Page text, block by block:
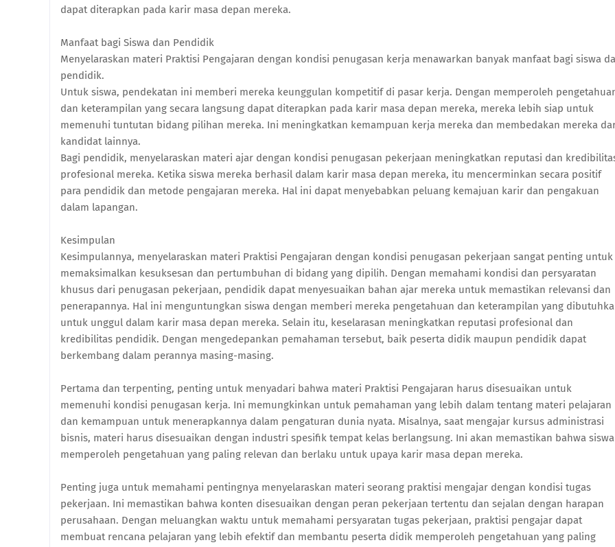
dapat diterapkan pada karir masa depan mereka.
Manfaat bagi Siswa dan Pendidik
Menyelaraskan materi Praktisi Pengajaran dengan kondisi penugasan kerja menawarkan banyak manfaat bagi siswa
pendidik.
Untuk siswa, pendekatan ini memberi mereka keunggulan kompetitif di pasar kerja. Dengan memperoleh
dan keterampilan yang secara langsung dapat diterapkan pada karir masa depan mereka, mereka lebih siap untuk
memenuhi tuntutan bidang pilihan mereka. Ini meningkatkan kemampuan kerja mereka dan membedakan mereka
kandidat lainnya.
Bagi pendidik, menyelaraskan materi ajar dengan kondisi penugasan pekerjaan meningkatkan reputasi dan
profesional mereka. Ketika siswa mereka berhasil dalam karir masa depan mereka, itu mencerminkan secara positif
para pendidik dan metode pengajaran mereka. Hal ini dapat menyebabkan peluang kemajuan karir dan pengakuan
dalam lapangan.
Kesimpulan
Kesimpulannya, menyelaraskan materi Praktisi Pengajaran dengan kondisi penugasan pekerjaan sangat penting untuk
memaksimalkan kesuksesan dan pertumbuhan di bidang yang dipilih. Dengan memahami kondisi dan persyaratan
khusus dari penugasan pekerjaan, pendidik dapat menyesuaikan bahan ajar mereka untuk memastikan relevansi dan
penerapannya. Hal ini menguntungkan siswa dengan memberi mereka pengetahuan dan keterampilan yang
untuk unggul dalam karir masa depan mereka. Selain itu, keselarasan meningkatkan reputasi profesional dan
kredibilitas pendidik. Dengan mengedepankan pemahaman tersebut, baik peserta didik maupun pendidik dapat
berkembang dalam perannya masing-masing.
Pertama dan terpenting, penting untuk menyadari bahwa materi Praktisi Pengajaran harus disesuaikan untuk
memenuhi kondisi penugasan kerja. Ini memungkinkan untuk pemahaman yang lebih dalam tentang materi pelajaran
dan kemampuan untuk menerapkannya dalam pengaturan dunia nyata. Misalnya, saat mengajar kursus administrasi
bisnis, materi harus disesuaikan dengan industri spesifik tempat kelas berlangsung. Ini akan memastikan bahwa siswa
memperoleh pengetahuan yang paling relevan dan berlaku untuk upaya karir masa depan mereka.
Penting juga untuk memahami pentingnya menyelaraskan materi seorang praktisi mengajar dengan kondisi tugas
pekerjaan. Ini memastikan bahwa konten disesuaikan dengan peran pekerjaan tertentu dan sejalan dengan harapan
perusahaan. Dengan meluangkan waktu untuk memahami persyaratan tugas pekerjaan, praktisi pengajar dapat
membuat rencana pelajaran yang lebih efektif dan membantu peserta didik memperoleh pengetahuan yang paling